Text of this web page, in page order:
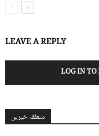
LEAVE A REPLY
LOG IN
متعلقہ خبریں